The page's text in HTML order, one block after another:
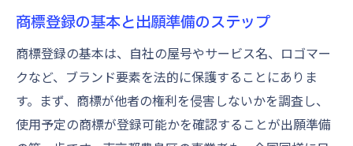
自社に合う商標出願先選定のポイント
商標登録で選ぶべき出願先の判断基準
商標の提出手段ごとのメリットと注意点
効率よく進める商標の出願方法とは何か
商標出願を効率化する実践的な手順
商標登録の基本と出願準備のステップ
商標登録の基本は、自社の屋号やサービス名、ロゴマー
クなど、ブランド要素を法的に保護することにありま
す。まず、商標が他者の権利を侵害しないかを調査し、
使用予定の商標が登録可能かを確認することが出願準備